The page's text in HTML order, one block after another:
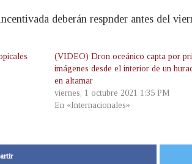
deberán respnder antes del
(VIDEO) Dron oceánico capta por
imágenes desde el interior de un
en altamar
viernes, 1 octubre 2021 1:35 PM
En «Internacionales»